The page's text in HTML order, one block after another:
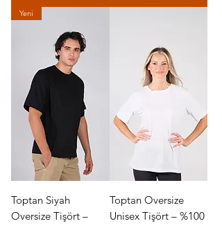
Yeni
Toptan Siyah
Oversize Tişört –
Toptan Oversize
Unisex Tişört – %100